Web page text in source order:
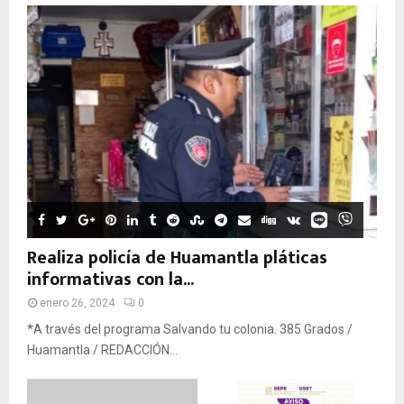
Realiza policía de Huamantla pláticas
informativas con la...
enero 26, 2024 0
*A través del programa Salvando tu colonia. 385 Grados /
Huamantla / REDACCIÓN...